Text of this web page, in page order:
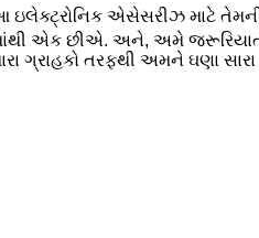
એસેસરીઝ માટે
એક છીએ. અને, અમે
ગ્રાહકો તરફથી અમને ઘણા